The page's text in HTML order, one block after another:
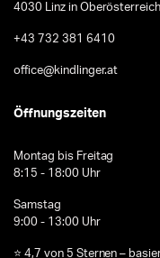
4030 Linz in Oberösterreich
+43 732 381 6410
office@kindlinger.at
Öffnungszeiten
Montag bis Freitag
8:15 - 18:00 Uhr
Samstag
9:00 - 13:00 Uhr
⭐ 4,7 von 5 Sternen –